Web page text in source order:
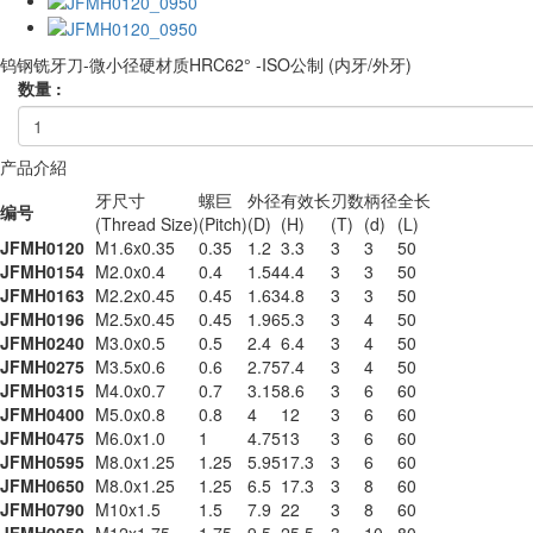
钨钢铣牙刀-微小径硬材质HRC62° -ISO公制 (内牙/外牙)
数量 :
产品介紹
编号
牙尺寸
(Thread Size)
螺巨
(Pitch)
外径
(D)
有效长
(H)
刃数
(T)
柄径
(d)
全长
(L)
JFMH0120 M1.6x0.35 0.35 1.2 3.3 3 3
50
JFMH0154 M2.0x0.4 0.4 1.544.4 3 3
50
JFMH0163 M2.2x0.45 0.45 1.634.8 3 3
50
JFMH0196 M2.5x0.45 0.45 1.965.3 3 4
50
JFMH0240 M3.0x0.5 0.5 2.4 6.4 3 4
50
JFMH0275 M3.5x0.6 0.6 2.757.4 3 4
50
JFMH0315 M4.0x0.7 0.7 3.158.6 3 6
60
JFMH0400 M5.0x0.8 0.8 4 12 3 6
60
JFMH0475 M6.0x1.0 1 4.7513 3 6
60
JFMH0595 M8.0x1.25 1.25 5.9517.3 3 6
60
JFMH0650 M8.0x1.25 1.25 6.5 17.3 3 8
60
JFMH0790 M10x1.5 1.5 7.9 22 3 8
60